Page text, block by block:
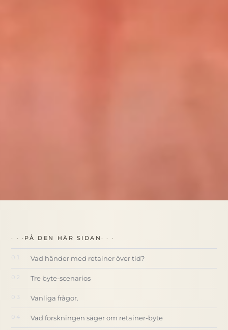
PÅ DEN HÄR SIDAN
Vad händer med retainer över tid?
Tre byte-scenarios
Vanliga frågor.
Vad forskningen säger om retainer-byte